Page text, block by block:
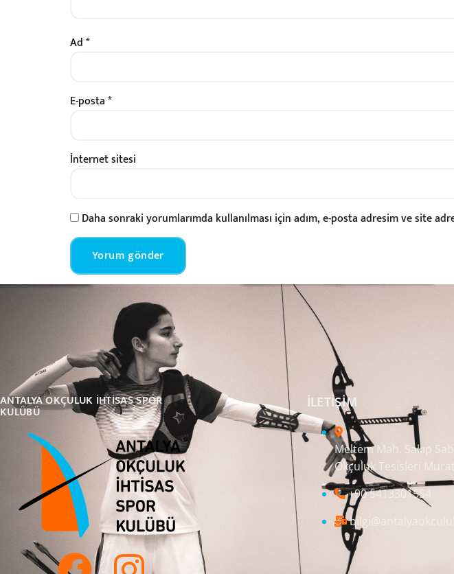
Ad*
E-posta*
İnternet sitesi
Daha sonraki yorumlarımda kullanılması için adım, e-posta adresim ve site
ANTALYA OKÇULUK İHTİSAS SPOR
KULÜBÜ ILETIŞIM
Meltem Mah. Sakıp
Okçuluk Tesisleri
+90 5413301554